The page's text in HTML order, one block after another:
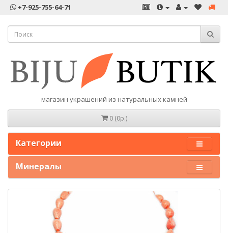
+7-925-755-64-71
магазин украшений из натуральных камней
0 (0р.)
Категории
Минералы